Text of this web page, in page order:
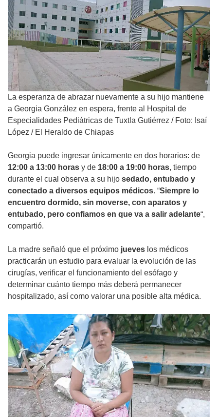
La esperanza de abrazar nuevamente a su hijo mantiene
a Georgia González en espera, frente al Hospital de
Especialidades Pediátricas de Tuxtla Gutiérrez / Foto: Isaí
López / El Heraldo de Chiapas
Georgia puede ingresar únicamente en dos horarios: de
12:00 a 13:00 horas y de 18:00 a 19:00 horas, tiempo
durante el cual observa a su hijo sedado, entubado y
conectado a diversos equipos médicos. “Siempre lo
encuentro dormido, sin moverse, con aparatos y
entubado, pero confiamos en que va a salir adelante“,
compartió.
La madre señaló que el próximo jueves los médicos
practicarán un estudio para evaluar la evolución de las
cirugías, verificar el funcionamiento del esófago y
determinar cuánto tiempo más deberá permanecer
hospitalizado, así como valorar una posible alta médica.